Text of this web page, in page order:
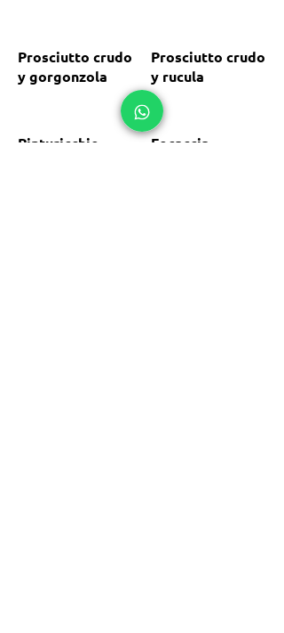
Prosciutto crudo
y gorgonzola
Prosciutto crudo
y rucula
Pinturicchio Focaccia